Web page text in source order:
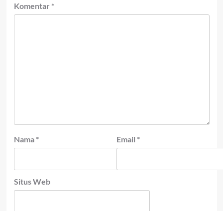
Komentar *
Nama * Email *
Situs Web